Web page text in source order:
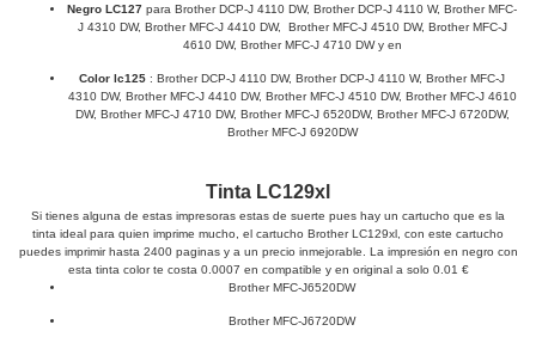
Negro LC127 para Brother DCP-J 4110 DW, Brother DCP-J 4110 W, Brother MFC-
J 4310 DW, Brother MFC-J 4410 DW, Brother MFC-J 4510 DW, Brother MFC-J
4610 DW, Brother MFC-J 4710 DW y en
Color lc125 : Brother DCP-J 4110 DW, Brother DCP-J 4110 W, Brother MFC-J
4310 DW, Brother MFC-J 4410 DW, Brother MFC-J 4510 DW, Brother MFC-J 4610
DW, Brother MFC-J 4710 DW, Brother MFC-J 6520DW, Brother MFC-J 6720DW,
Brother MFC-J 6920DW
Tinta LC129xl
Si tienes alguna de estas impresoras estas de suerte pues hay un cartucho que es la
tinta ideal para quien imprime mucho, el cartucho Brother LC129xl, con este cartucho
puedes imprimir hasta 2400 paginas y a un precio inmejorable. La impresión en negro con
esta tinta color te costa 0.0007 en compatible y en original a solo 0.01 €
Brother MFC-J6520DW
Brother MFC-J6720DW